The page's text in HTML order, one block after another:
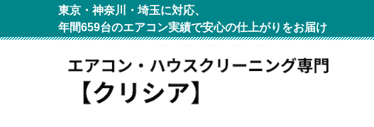
東京・神奈川・埼玉に対応、
年間659台のエアコン実績で安心の仕上がりをお届け